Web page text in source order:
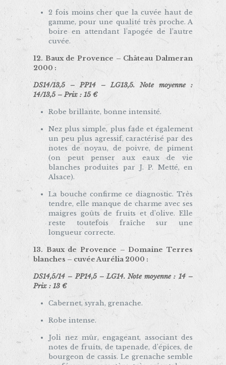
2 fois moins cher que la cuvée haut de
gamme, pour une qualité très proche. A
boire en attendant l’apogée de l’autre
cuvée.
12. Baux de Provence – Château Dalmeran
2000 :
DS14/13,5 – PP14 – LG13,5. Note moyenne :
14/13,5 – Prix : 15 €
Robe brillante, bonne intensité.
Nez plus simple, plus fade et également
un peu plus agressif, caractérisé par des
notes de noyau, de poivre, de piment
(on peut penser aux eaux de vie
blanches produites par J. P. Metté, en
Alsace).
La bouche confirme ce diagnostic. Très
tendre, elle manque de charme avec ses
maigres goûts de fruits et d’olive. Elle
reste toutefois fraîche sur une
longueur correcte.
13. Baux de Provence – Domaine Terres
blanches – cuvée Aurélia 2000 :
DS14,5/14 – PP14,5 – LG14. Note moyenne : 14 –
Prix : 13 €
Cabernet, syrah, grenache.
Robe intense.
Joli nez mûr, engageant, associant des
notes de fruits, de tapenade, d’épices, de
bourgeon de cassis. Le grenache semble